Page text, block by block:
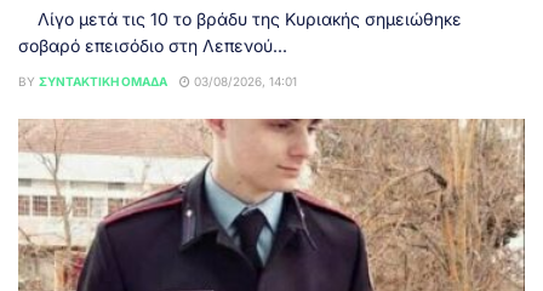
Λίγο μετά τις 10 το βράδυ της Κυριακής σημειώθηκε
σοβαρό επεισόδιο στη Λεπενού...
BY ΣΥΝΤΑΚΤΙΚΉ ΟΜΆΔΑ 03/08/2026, 14:01